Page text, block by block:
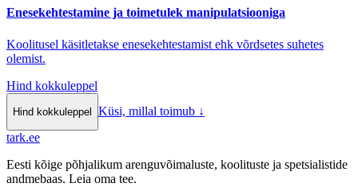
Enesekehtestamine ja toimetulek manipulatsiooniga
Koolitusel käsitletakse enesekehtestamist ehk võrdsetes suhetes
olemist.
Hind kokkuleppel
Hind kokkuleppel Küsi, millal toimub ↓
tark.ee
Eesti kõige põhjalikum arenguvõimaluste, koolituste ja spetsialistide
andmebaas. Leia oma tee.